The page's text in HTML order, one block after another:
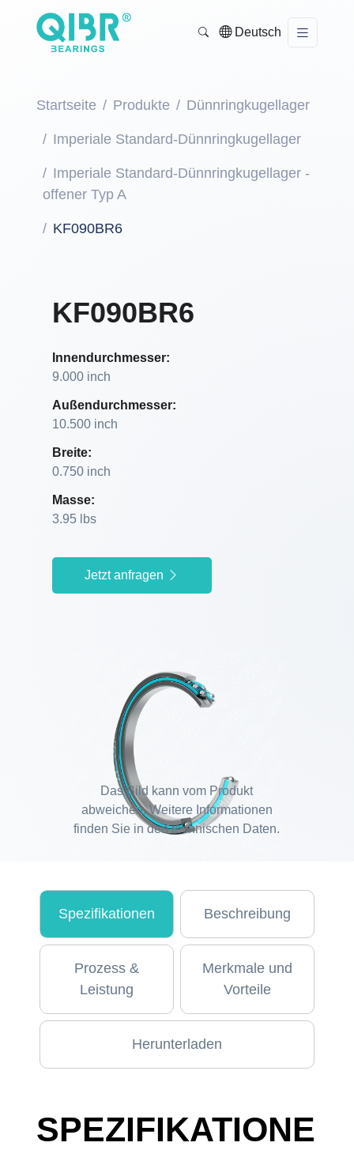
Deutsch
Startseite Produkte Dünnringkugellager
Imperiale Standard-Dünnringkugellager
Imperiale Standard-Dünnringkugellager -
offener Typ A
KF090BR6
KF090BR6
Innendurchmesser:
9.000 inch
Außendurchmesser:
10.500 inch
Breite:
0.750 inch
Masse:
3.95 lbs
Jetzt anfragen
Das Bild kann vom Produkt
abweichen. Weitere Informationen
finden Sie in den technischen Daten.
Spezifikationen Beschreibung
Prozess &
Leistung
Merkmale und
Vorteile
Herunterladen
SPEZIFIKATIONE